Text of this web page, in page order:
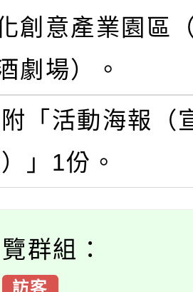
創意產業園區
劇場）。
「活動海報（
」1份。
群組：
訪客